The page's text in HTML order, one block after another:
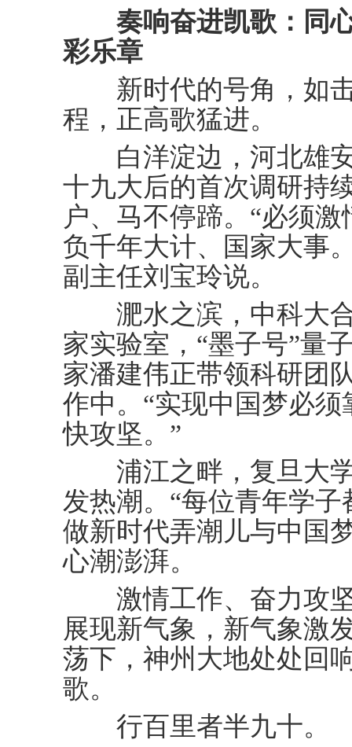
奏响奋进凯歌：同
彩乐章
新时代的号角，如击
程，正高歌猛进。
白洋淀边，河北雄安
十九大后的首次调研持
户、马不停蹄。“必须
负千年大计、国家大事
副主任刘宝玲说。
淝水之滨，中科大合
家实验室，“墨子号”量
家潘建伟正带领科研团
作中。“实现中国梦必
快攻坚。”
浦江之畔，复旦大学
发热潮。“每位青年学
做新时代弄潮儿与中国
心潮澎湃。
激情工作、奋力攻坚
展现新气象，新气象激
荡下，神州大地处处回
歌。
行百里者半九十。